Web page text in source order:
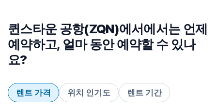
퀸스타운 공항(ZQN)에서에서는 언제
예약하고, 얼마 동안 예약할 수 있나
요?
렌트 가격 위치 인기도 렌트 기간